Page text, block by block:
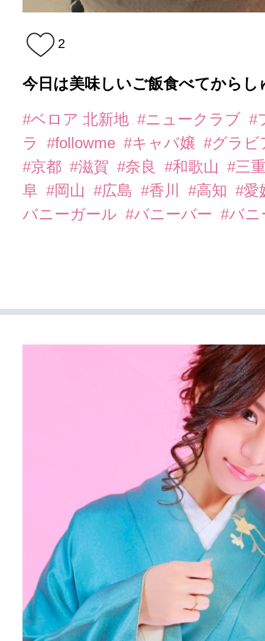
2
今日は美味しいご飯食べてからし
#ベロア 北新地 #ニュークラブ #
ラ
#followme #キャバ嬢 #グラ
#京都 #滋賀 #奈良 #和歌山
#三
阜 #岡山 #広島 #香川 #高知 #愛
バニーガール #バニーバー #バ